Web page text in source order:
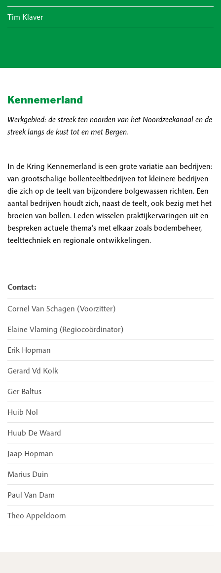
Tim Klaver
Kennemerland
Werkgebied: de streek ten noorden van het Noordzeekanaal en de
streek langs de kust tot en met Bergen.
In de Kring Kennemerland is een grote variatie aan bedrijven:
van grootschalige bollenteeltbedrijven tot kleinere bedrijven
die zich op de teelt van bijzondere bolgewassen richten. Een
aantal bedrijven houdt zich, naast de teelt, ook bezig met het
broeien van bollen. Leden wisselen praktijkervaringen uit en
bespreken actuele thema’s met elkaar zoals bodembeheer,
teelttechniek en regionale ontwikkelingen.
Contact:
Cornel Van Schagen (voorzitter)
Elaine Vlaming (regiocoördinator)
Erik Hopman
Gerard Vd Kolk
Ger Baltus
Huib Nol
Huub De Waard
Jaap Hopman
Marius Duin
Paul Van Dam
Theo Appeldoorn